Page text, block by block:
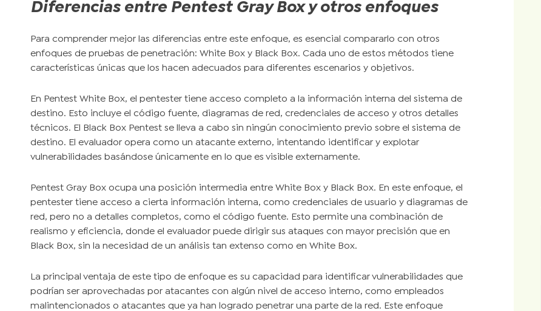
Diferencias entre Pentest Gray Box y otros enfoques
Para comprender mejor las diferencias entre este enfoque, es esencial compararlo con otros
enfoques de pruebas de penetración: White Box y Black Box. Cada uno de estos métodos tiene
características únicas que los hacen adecuados para diferentes escenarios y objetivos.
En Pentest White Box, el pentester tiene acceso completo a la información interna del sistema de
destino. Esto incluye el código fuente, diagramas de red, credenciales de acceso y otros detalles
técnicos. El Black Box Pentest se lleva a cabo sin ningún conocimiento previo sobre el sistema de
destino. El evaluador opera como un atacante externo, intentando identificar y explotar
vulnerabilidades basándose únicamente en lo que es visible externamente.
Pentest Gray Box ocupa una posición intermedia entre White Box y Black Box. En este enfoque, el
pentester tiene acceso a cierta información interna, como credenciales de usuario y diagramas de
red, pero no a detalles completos, como el código fuente. Esto permite una combinación de
realismo y eficiencia, donde el evaluador puede dirigir sus ataques con mayor precisión que en
Black Box, sin la necesidad de un análisis tan extenso como en White Box.
La principal ventaja de este tipo de enfoque es su capacidad para identificar vulnerabilidades que
podrían ser aprovechadas por atacantes con algún nivel de acceso interno, como empleados
malintencionados o atacantes que ya han logrado penetrar una parte de la red. Este enfoque